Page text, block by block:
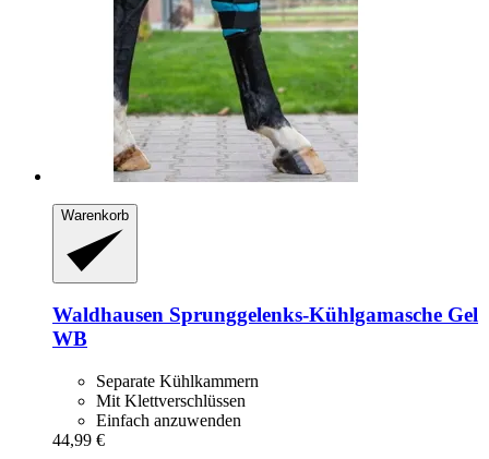
Warenkorb
Waldhausen Sprunggelenks-​Kühlgamasche Gel
WB
Separate Kühlkammern
Mit Klettverschlüssen
Einfach anzuwenden
44,99 €